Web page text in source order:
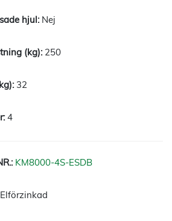
Nej
250
32
4
KM8000-4S-ESDB
Elförzinkad